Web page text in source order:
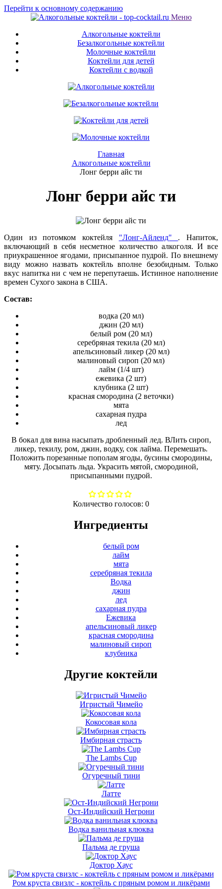
Перейти к основному содержанию
Меню
Алкогольные коктейли
Безалкогольные коктейли
Молочные коктейли
Коктейли для детей
Коктейли с водкой
Главная
Алкогольные коктейли
Лонг берри айс ти
Лонг берри айс ти
Один из потомком коктейля "Лонг-Айленд" . Напиток,
включающий в себя несметное количество алкоголя. И все
приукрашенное ягодами, присыпанное пудрой. По внешнему
виду можно назвать коктейль вполне безобидным. Только
вкус напитка ни с чем не перепутаешь. Истинное наполнение
времен Сухого закона в США.
Состав:
водка (20 мл)
джин (20 мл)
белый ром (20 мл)
серебряная текила (20 мл)
апельсиновый ликер (20 мл)
малиновый сироп (20 мл)
лайм (1/4 шт)
ежевика (2 шт)
клубника (2 шт)
красная смородина (2 веточки)
мята
сахарная пудра
лед
В бокал для вина насыпать дробленный лед. ВЛить сироп,
ликер, текилу, ром, джин, водку, сок лайма. Перемешать.
Положить порезанные пополам ягоды, бусины смородины,
мяту. Досыпать льда. Украсить мятой, смородиной,
присыпанными пудрой.
Количество голосов: 0
Ингредиенты
белый ром
лайм
мята
серебряная текила
Водка
джин
лед
сахарная пудра
Ежевика
апельсиновый ликер
красная смородина
малиновый сироп
клубника
Другие коктейли
Игристый Чимейо
Кокосовая кола
Имбирная страсть
The Lambs Cup
Огуречный тини
Латте
Ост-Индийский Негрони
Водка ванильная клюква
Пальма де груша
Доктор Хаус
Ром круста свизлс - коктейль с пряным ромом и ликёрами